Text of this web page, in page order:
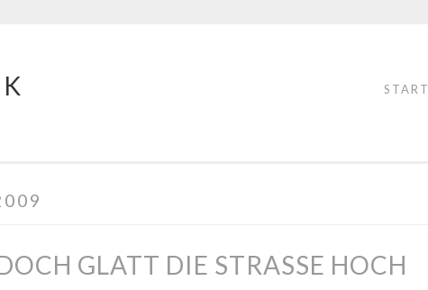
START
GLATT DIE STRASSE HOCH